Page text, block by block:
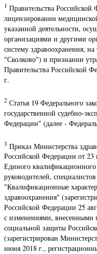
1 Правительства
лицензировании
указанной деятельности,
организациями и другими
систему здравоохранения,
"Сколково") и признании
Правительства Российской
г.
2 Статья 19 Федерального
государственной судебно-
Федерации" (далее -
3 Приказ Министерства
Российской Федерации от
Единого
руководителей,
"Квалификационные
здравоохранения"
Российской Федерации 25
с изменениями, внесенными
социальной защиты
(зарегистрирован
июня 2018 г.,